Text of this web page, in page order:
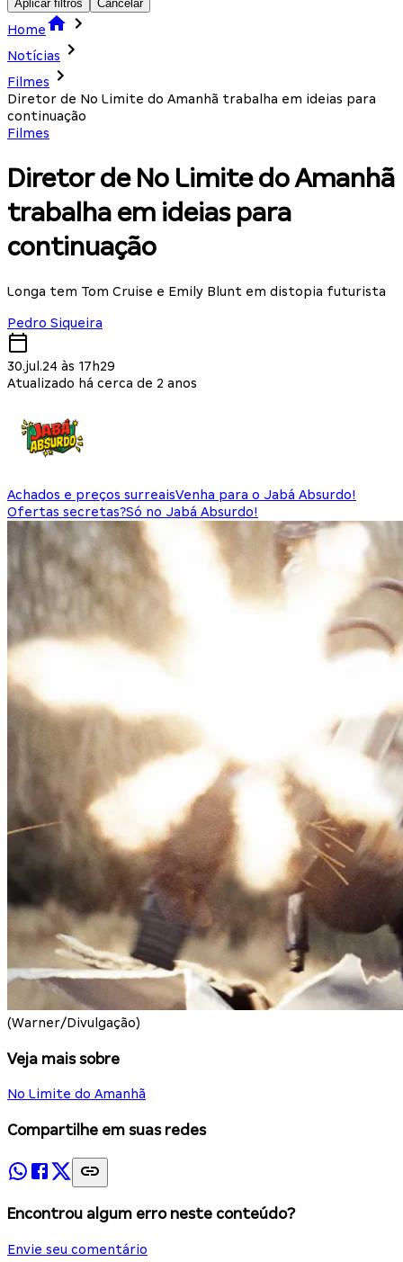
Aplicar filtros Cancelar
Home
Notícias
Filmes
Diretor de No Limite do Amanhã trabalha em ideias para
continuação
Filmes
Diretor de No Limite do Amanhã
trabalha em ideias para
continuação
Longa tem Tom Cruise e Emily Blunt em distopia futurista
Pedro Siqueira
30.jul.24 às 17h29
Atualizado há cerca de 2 anos
Achados e preços surreaisVenha para o Jabá Absurdo!
Ofertas secretas?Só no Jabá Absurdo!
(Warner/Divulgação)
Veja mais sobre
No Limite do Amanhã
Compartilhe em suas redes
Encontrou algum erro neste conteúdo?
Envie seu comentário